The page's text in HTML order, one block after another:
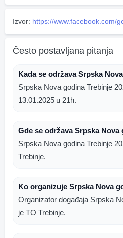
Izvor: https://www.facebook.com/
Često postavljana pitanja
Kada se održava Srpska
Srpska Nova godina Trebinje
13.01.2025 u 21h.
Gde se održava Srpska Nova
Srpska Nova godina Trebinje
Trebinje.
Ko organizuje Srpska Nova
Organizator događaja Srpska
je TO Trebinje.